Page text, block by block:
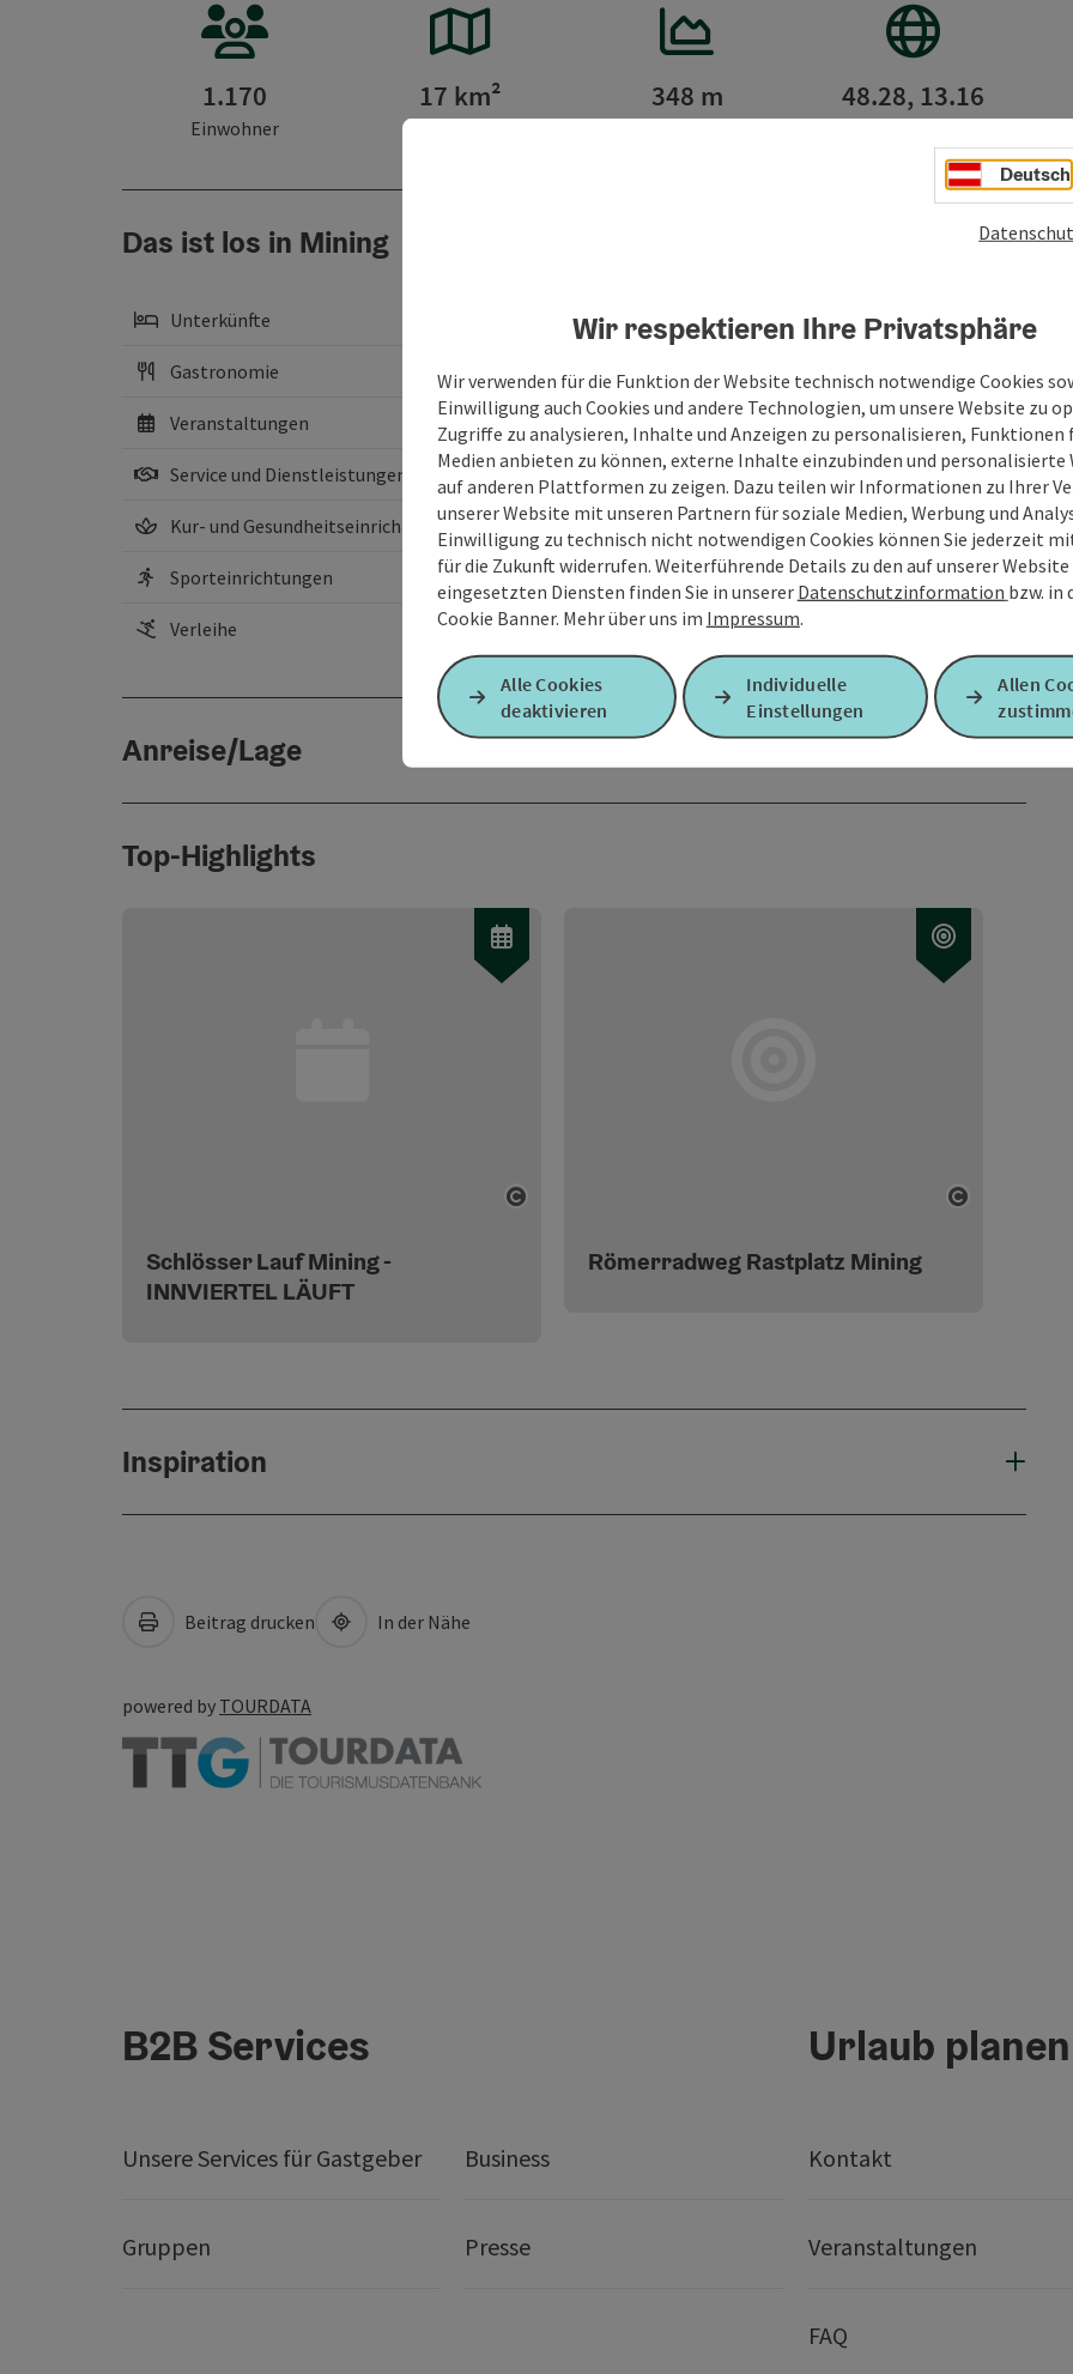
1.170
Einwohner
17 km² 348 m 48.28, 13.16
Das ist los in Mining
Unterkünfte Veranstaltungszentren
Gastronomie Touren
Veranstaltungen Einkaufen
Service und Dienstleistungen Kultureinrichtungen
Kur- und Gesundheitseinrichtungen Sehenswürdigkeiten
Sporteinrichtungen Vereine
Verleihe
Anreise/Lage
Top-Highlights
Schlösser Lauf Mining -
INNVIERTEL LÄUFT
Römerradweg Rastplatz Mining
Inspiration
Beitrag drucken In der Nähe
powered by TOURDATA
B2B Services
Unsere Services für Gastgeber Business
Gruppen Presse
Urlaub
Kontakt
Veranstaltungen
FAQ
Deutsch
Wir respektieren Ihre Privatsphäre
Wir verwenden für die Funktion der Website technisch notwendige Cookies
Einwilligung auch Cookies und andere Technologien, um unsere Website zu
Zugriffe zu analysieren, Inhalte und Anzeigen zu personalisieren, Funktionen
Medien anbieten zu können, externe Inhalte einzubinden und personalisierte
auf anderen Plattformen zu zeigen. Dazu teilen wir Informationen zu Ihrer
unserer Website mit unseren Partnern für soziale Medien, Werbung und
Einwilligung zu technisch nicht notwendigen Cookies können Sie jederzeit
für die Zukunft widerrufen. Weiterführende Details zu den auf unserer Website
eingesetzten Diensten finden Sie in unserer Datenschutzinformation bzw. in
Cookie Banner. Mehr über uns im Impressum.
Alle Cookies
deaktivieren
Individuelle
Einstellungen
Allen